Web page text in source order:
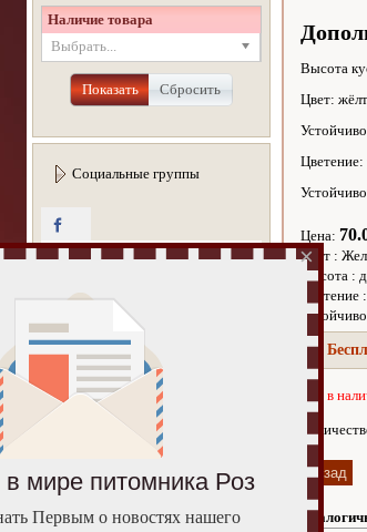
Наличие товара
Выбрать...
Показать Сбросить
Социальные группы
FB
FB
Каталог роз
Чайно-гибридные розы
Плетистые розы
Высота
Цвет:
Цветение:
Цена:
Цвет :
Высота :
Цветение :
✈
Нет в
×
в мире питомника Роз
Первым о новостях нашего